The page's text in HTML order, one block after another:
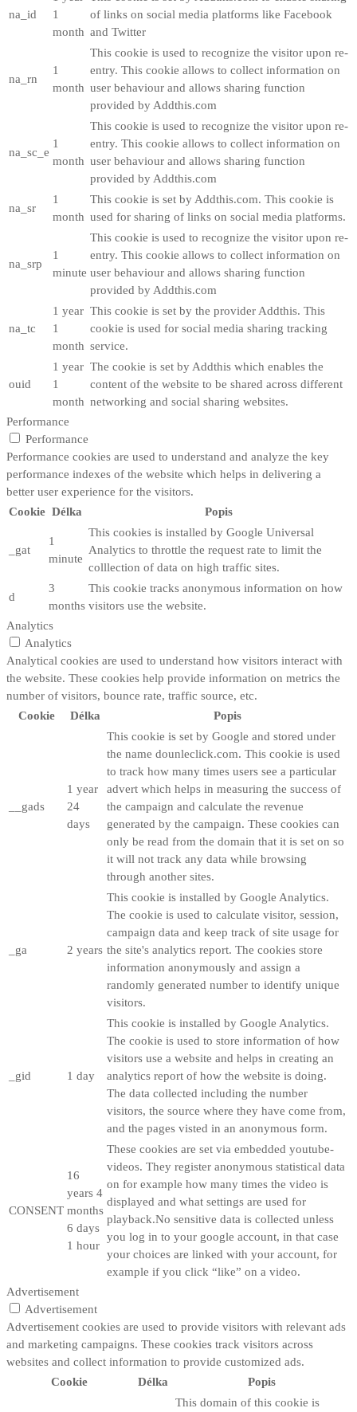
na_id
1
month
of links on social media platforms like Facebook
and Twitter
na_rn
1
month
This cookie is used to recognize the visitor upon re-
entry. This cookie allows to collect information on
user behaviour and allows sharing function
provided by Addthis.com
na_sc_e
1
month
This cookie is used to recognize the visitor upon re-
entry. This cookie allows to collect information on
user behaviour and allows sharing function
provided by Addthis.com
na_sr
1
month
This cookie is set by Addthis.com. This cookie is
used for sharing of links on social media platforms.
na_srp
1
minute
This cookie is used to recognize the visitor upon re-
entry. This cookie allows to collect information on
user behaviour and allows sharing function
provided by Addthis.com
na_tc
1 year
1
month
This cookie is set by the provider Addthis. This
cookie is used for social media sharing tracking
service.
ouid
1 year
1
month
The cookie is set by Addthis which enables the
content of the website to be shared across different
networking and social sharing websites.
Performance
Performance
Performance cookies are used to understand and analyze the key
performance indexes of the website which helps in delivering a
better user experience for the visitors.
Cookie Délka Popis
_gat
1
minute
This cookies is installed by Google Universal
Analytics to throttle the request rate to limit the
colllection of data on high traffic sites.
d
3
months
This cookie tracks anonymous information on how
visitors use the website.
Analytics
Analytics
Analytical cookies are used to understand how visitors interact with
the website. These cookies help provide information on metrics the
number of visitors, bounce rate, traffic source, etc.
Cookie
Délka Popis
__gads
1 year
24
days
This cookie is set by Google and stored under
the name dounleclick.com. This cookie is used
to track how many times users see a particular
advert which helps in measuring the success of
the campaign and calculate the revenue
generated by the campaign. These cookies can
only be read from the domain that it is set on so
it will not track any data while browsing
through another sites.
_ga 2 years
This cookie is installed by Google Analytics.
The cookie is used to calculate visitor, session,
campaign data and keep track of site usage for
the site's analytics report. The cookies store
information anonymously and assign a
randomly generated number to identify unique
visitors.
_gid 1 day
This cookie is installed by Google Analytics.
The cookie is used to store information of how
visitors use a website and helps in creating an
analytics report of how the website is doing.
The data collected including the number
visitors, the source where they have come from,
and the pages visted in an anonymous form.
CONSENT
16
years 4
months
6 days
1 hour
These cookies are set via embedded youtube-
videos. They register anonymous statistical data
on for example how many times the video is
displayed and what settings are used for
playback.No sensitive data is collected unless
you log in to your google account, in that case
your choices are linked with your account, for
example if you click “like” on a video.
Advertisement
Advertisement
Advertisement cookies are used to provide visitors with relevant ads
and marketing campaigns. These cookies track visitors across
websites and collect information to provide customized ads.
Cookie
Délka Popis
This domain of this cookie is